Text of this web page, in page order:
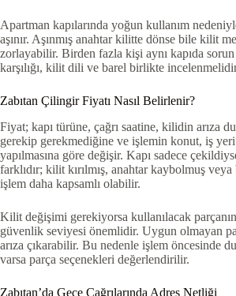
Apartman kapılarında yoğun kullanım
aşınır. Aşınmış anahtar kilitte dönse bile kilit
zorlayabilir. Birden fazla kişi aynı kapıda sorun
karşılığı, kilit dili ve barel birlikte
Zabıtan Çilingir Fiyatı Nasıl Belirlenir?
Fiyat; kapı türüne, çağrı saatine, kilidin arıza
gerekip gerekmediğine ve işlemin konut, iş
yapılmasına göre değişir. Kapı sadece
farklıdır; kilit kırılmış, anahtar kaybolmuş veya
işlem daha kapsamlı olabilir.
Kilit değişimi gerekiyorsa kullanılacak
güvenlik seviyesi önemlidir. Uygun olmayan
arıza çıkarabilir. Bu nedenle işlem öncesinde
varsa parça seçenekleri değerlendirilir.
Zabıtan’da Gece Çağrılarında Adres Netliği